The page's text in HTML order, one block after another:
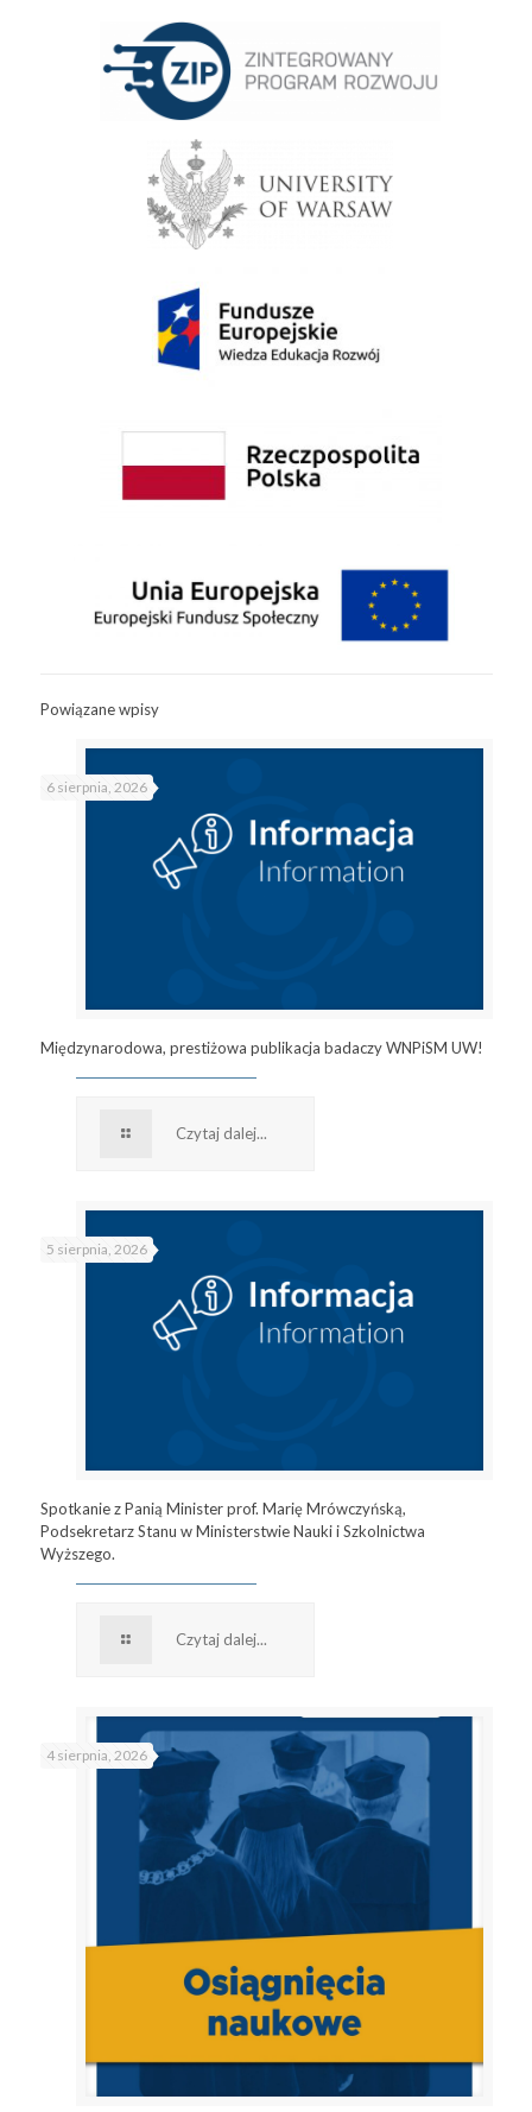
Powiązane wpisy
6 sierpnia, 2026
Międzynarodowa, prestiżowa publikacja badaczy WNPiSM UW!
Czytaj dalej...
5 sierpnia, 2026
Spotkanie z Panią Minister prof. Marię Mrówczyńską,
Podsekretarz Stanu w Ministerstwie Nauki i Szkolnictwa
Wyższego.
Czytaj dalej...
4 sierpnia, 2026